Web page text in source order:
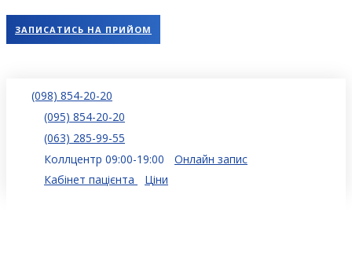
ЗАПИСАТИСЬ НА ПРИЙОМ
(098) 854-20-20
(095) 854-20-20
(063) 285-99-55
Коллцентр 09:00-19:00
Онлайн запис
Кабінет пацієнта
Ціни